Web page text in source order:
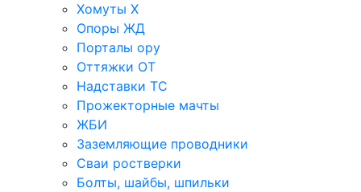
Хомуты Х
Опоры ЖД
Порталы ору
Оттяжки ОТ
Надставки ТС
Прожекторные мачты
ЖБИ
Заземляющие проводники
Сваи ростверки
Болты, шайбы, шпильки